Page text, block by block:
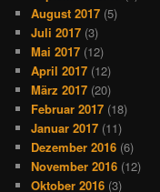
August 2017 (5)
Juli 2017 (3)
Mai 2017 (12)
April 2017 (12)
März 2017 (20)
Februar 2017 (18)
Januar 2017 (11)
Dezember 2016 (6)
November 2016 (12)
Oktober 2016 (3)